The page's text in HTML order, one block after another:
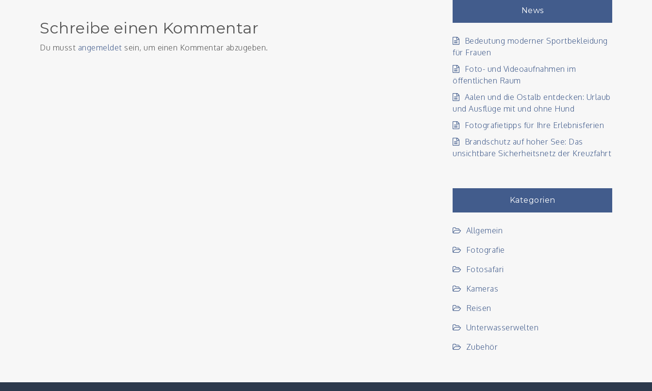
Schreibe einen Kommentar
Du musst angemeldet sein, um einen Kommentar abzugeben.
News
Bedeutung moderner Sportbekleidung
für Frauen
Foto- und Videoaufnahmen im
öffentlichen Raum
Aalen und die Ostalb entdecken: Urlaub
und Ausflüge mit und ohne Hund
Fotografietipps für Ihre Erlebnisferien
Brandschutz auf hoher See: Das
unsichtbare Sicherheitsnetz der Kreuzfahrt
Kategorien
Allgemein
Fotografie
Fotosafari
Kameras
Reisen
Unterwasserwelten
Zubehör